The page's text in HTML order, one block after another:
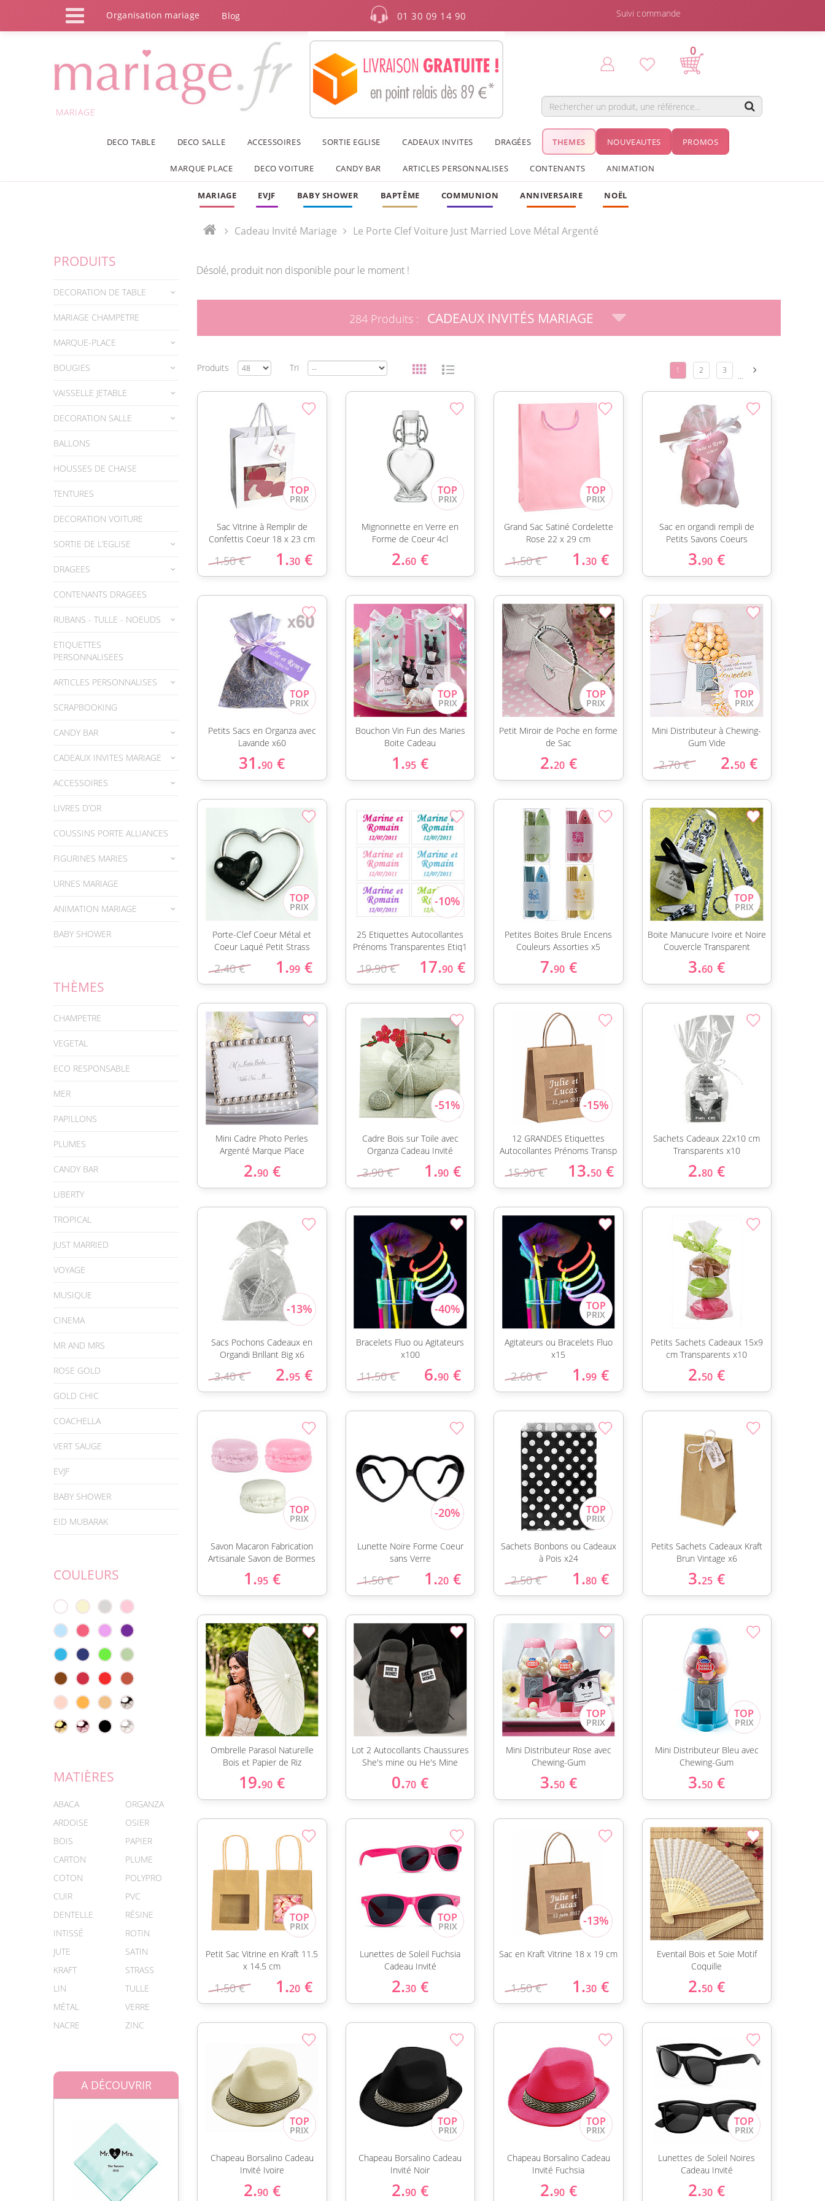
Organisation mariage Blog 01 30 09 14 90 Suivi commande
MARIAGE
0
DECO TABLE DECO SALLE ACCESSOIRES SORTIE EGLISE CADEAUX INVITES DRAGÉES THEMES NOUVEAUTES PROMOS
MARQUE PLACE DECO VOITURE CANDY BAR ARTICLES PERSONNALISES CONTENANTS ANIMATION
MARIAGE EVJF BABY SHOWER BAPTÊME COMMUNION ANNIVERSAIRE NOËL
PRODUITS
DECORATION DE TABLE
MARIAGE CHAMPETRE
MARQUE-PLACE
BOUGIES
VAISSELLE JETABLE
DECORATION SALLE
BALLONS
HOUSSES DE CHAISE
TENTURES
DECORATION VOITURE
SORTIE DE L’EGLISE
DRAGEES
CONTENANTS DRAGEES
RUBANS - TULLE - NOEUDS
ETIQUETTES
PERSONNALISEES
ARTICLES PERSONNALISES
SCRAPBOOKING
CANDY BAR
CADEAUX INVITES MARIAGE
ACCESSOIRES
LIVRES D’OR
COUSSINS PORTE ALLIANCES
FIGURINES MARIES
URNES MARIAGE
ANIMATION MARIAGE
BABY SHOWER
THÈMES
CHAMPETRE
VEGETAL
ECO RESPONSABLE
MER
PAPILLONS
PLUMES
CANDY BAR
LIBERTY
TROPICAL
JUST MARRIED
VOYAGE
MUSIQUE
CINEMA
MR AND MRS
ROSE GOLD
GOLD CHIC
COACHELLA
VERT SAUGE
EVJF
BABY SHOWER
EID MUBARAK
COULEURS
MATIÈRES
ABACA
ARDOISE
BOIS
CARTON
COTON
CUIR
DENTELLE
INTISSÉ
JUTE
KRAFT
LIN
MÉTAL
NACRE
ORGANZA
OSIER
PAPIER
PLUME
POLYPRO
PVC
RÉSINE
ROTIN
SATIN
STRASS
TULLE
VERRE
ZINC
A DÉCOUVRIR
Cadeau Invité Mariage Le Porte Clef Voiture Just Married Love Métal Argenté
Désolé, produit non disponible pour le moment !
284 Produits : CADEAUX INVITÉS MARIAGE
Produits Tri 1 2 3 ...
Sac Vitrine à Remplir de
Confettis Coeur 18 x 23 cm
1.50 € 1.30 €
Mignonnette en Verre en
Forme de Coeur 4cl
2.60 €
Grand Sac Satiné Cordelette
Rose 22 x 29 cm
1.50 € 1.30 €
Sac en organdi rempli de
Petits Savons Coeurs
3.90 €
Petits Sacs en Organza avec
Lavande x60
31.90 €
Bouchon Vin Fun des Maries
Boite Cadeau
1.95 €
Petit Miroir de Poche en forme
de Sac
2.20 €
Mini Distributeur à Chewing-
Gum Vide
2.70 € 2.50 €
Porte-Clef Coeur Métal et
Coeur Laqué Petit Strass
2.40 € 1.99 €
25 Etiquettes Autocollantes
Prénoms Transparentes Etiq1
19.90 € 17.90 €
Petites Boites Brule Encens
Couleurs Assorties x5
7.90 €
Boite Manucure Ivoire et Noire
Couvercle Transparent
3.60 €
Mini Cadre Photo Perles
Argenté Marque Place
2.90 €
Cadre Bois sur Toile avec
Organza Cadeau Invité
3.90 € 1.90 €
12 GRANDES Etiquettes
Autocollantes Prénoms Transp
15.90 € 13.50 €
Sachets Cadeaux 22x10 cm
Transparents x10
2.80 €
Sacs Pochons Cadeaux en
Organdi Brillant Big x6
3.40 € 2.95 €
Bracelets Fluo ou Agitateurs
x100
11.50 € 6.90 €
Agitateurs ou Bracelets Fluo
x15
2.60 € 1.99 €
Petits Sachets Cadeaux 15x9
cm Transparents x10
2.50 €
Savon Macaron Fabrication
Artisanale Savon de Bormes
1.95 €
Lunette Noire Forme Coeur
sans Verre
1.50 € 1.20 €
Sachets Bonbons ou Cadeaux
à Pois x24
2.50 € 1.80 €
Petits Sachets Cadeaux Kraft
Brun Vintage x6
3.25 €
Ombrelle Parasol Naturelle
Bois et Papier de Riz
19.90 €
Lot 2 Autocollants Chaussures
She's mine ou He's Mine
0.70 €
Mini Distributeur Rose avec
Chewing-Gum
3.50 €
Mini Distributeur Bleu avec
Chewing-Gum
3.50 €
Petit Sac Vitrine en Kraft 11.5
x 14.5 cm
1.50 € 1.20 €
Lunettes de Soleil Fuchsia
Cadeau Invité
2.30 €
Sac en Kraft Vitrine 18 x 19 cm
1.50 € 1.30 €
Eventail Bois et Soie Motif
Coquille
2.50 €
Chapeau Borsalino Cadeau
Invité Ivoire
2.90 €
Chapeau Borsalino Cadeau
Invité Noir
2.90 €
Chapeau Borsalino Cadeau
Invité Fuchsia
2.90 €
Lunettes de Soleil Noires
Cadeau Invité
2.30 €
Panneau de gestion des cookies